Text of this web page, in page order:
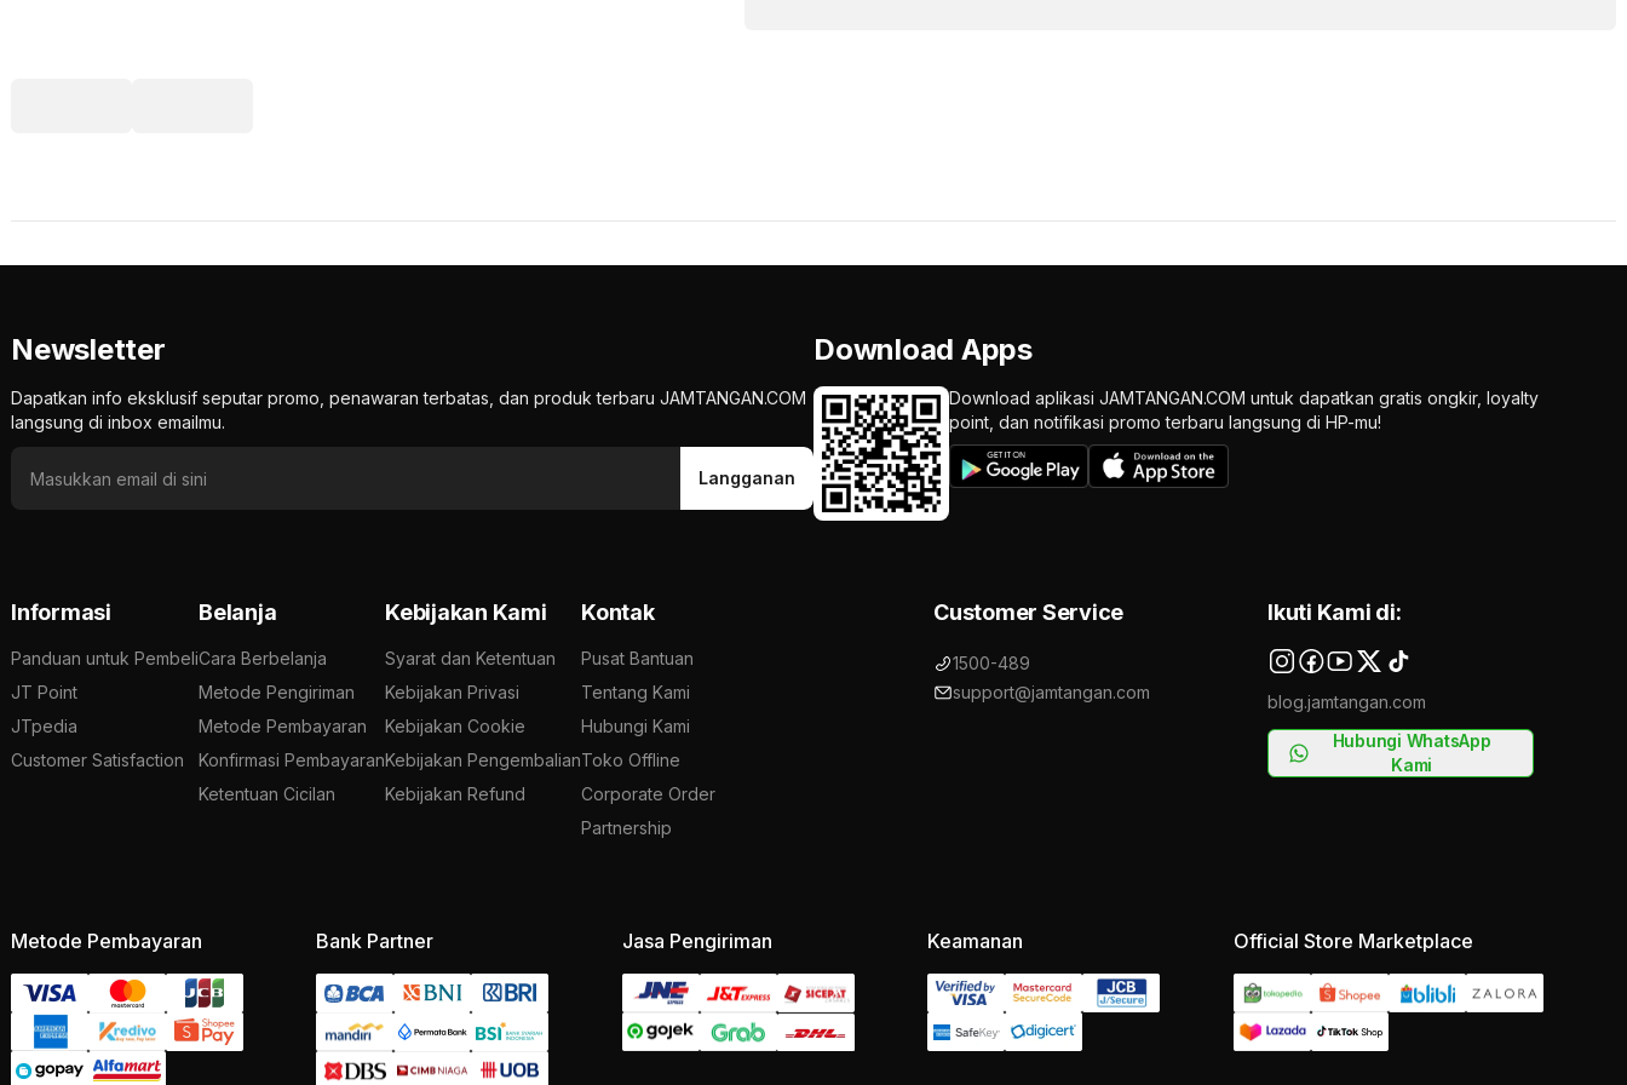
Newsletter
Dapatkan info eksklusif seputar promo, penawaran terbatas, dan produk terbaru JAMTANGAN.COM
langsung di inbox emailmu.
Langganan
Download Apps
Download aplikasi JAMTANGAN.COM untuk dapatkan gratis ongkir, loyalty
point, dan notifikasi promo terbaru langsung di HP-mu!
Informasi
Panduan untuk Pembeli
JT Point
JTpedia
Customer Satisfaction
Belanja
Cara Berbelanja
Metode Pengiriman
Metode Pembayaran
Konfirmasi Pembayaran
Ketentuan Cicilan
Kebijakan Kami
Syarat dan Ketentuan
Kebijakan Privasi
Kebijakan Cookie
Kebijakan Pengembalian
Kebijakan Refund
Kontak
Pusat Bantuan
Tentang Kami
Hubungi Kami
Toko Offline
Corporate Order
Partnership
Customer Service
1500-489
support@jamtangan.com
Ikuti Kami di:
blog.jamtangan.com
Hubungi WhatsApp
Kami
Metode Pembayaran Bank Partner Jasa Pengiriman Keamanan Official Store Marketplace